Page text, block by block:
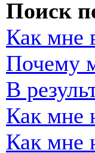
Поиск
Как мне
Почему
В
Как мне
Как мне